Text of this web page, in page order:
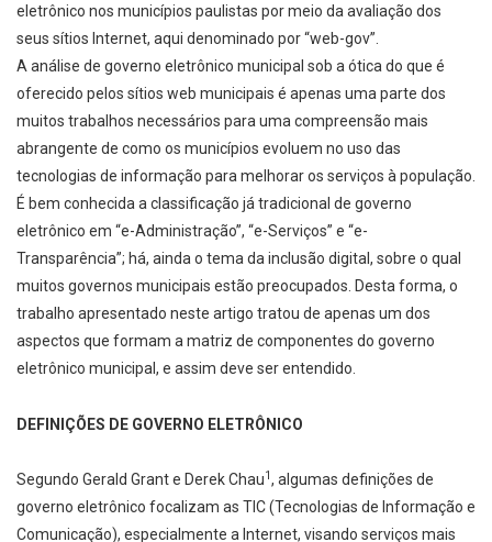
eletrônico nos municípios paulistas por meio da avaliação dos
seus sítios Internet, aqui denominado por “web-gov”.
A análise de governo eletrônico municipal sob a ótica do que é
oferecido pelos sítios web municipais é apenas uma parte dos
muitos trabalhos necessários para uma compreensão mais
abrangente de como os municípios evoluem no uso das
tecnologias de informação para melhorar os serviços à população.
É bem conhecida a classificação já tradicional de governo
eletrônico em “e­-Administração”, “e-­Serviços” e “e­-
Transparência”; há, ainda o tema da inclusão digital, sobre o qual
muitos governos municipais estão preocupados. Desta forma, o
trabalho apresentado neste artigo tratou de apenas um dos
aspectos que formam a matriz de componentes do governo
eletrônico municipal, e assim deve ser entendido.
DEFINIÇÕES DE GOVERNO ELETRÔNICO
Segundo Gerald Grant e Derek Chau1, algumas definições de
governo eletrônico focalizam as TIC (Tecnologias de Informação e
Comunicação), especialmente a Internet, visando serviços mais